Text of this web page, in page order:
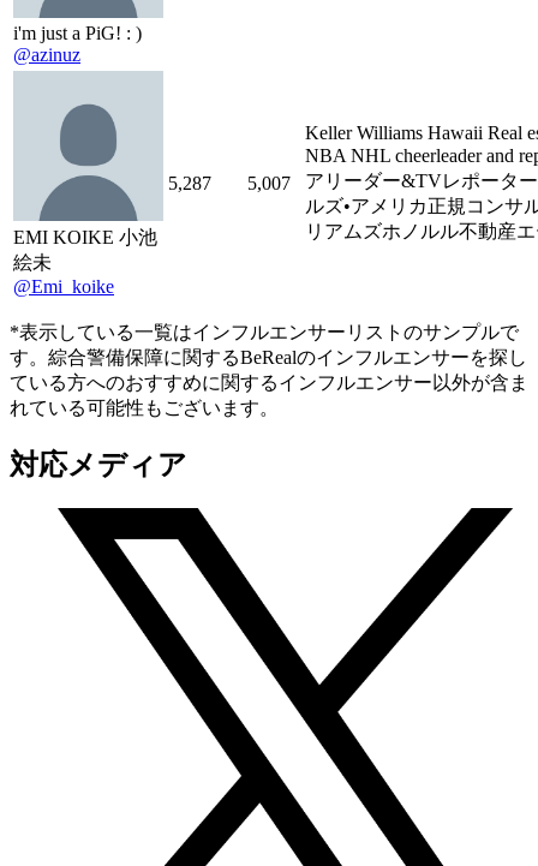
i'm just a PiG! : )
@azinuz
EMI KOIKE 小池
絵未
@Emi_koike
5,287 5,007
Keller Williams Hawaii Real
NBA NHL cheerleader and
アリーダー&TVレポータ
ルズ•アメリカ正規コンサ
リアムズホノルル不動産
*表示している一覧はインフルエンサーリストのサンプルで
す。綜合警備保障に関するBeRealのインフルエンサーを探し
ている方へのおすすめに関するインフルエンサー以外が含ま
れている可能性もございます。
対応メディア